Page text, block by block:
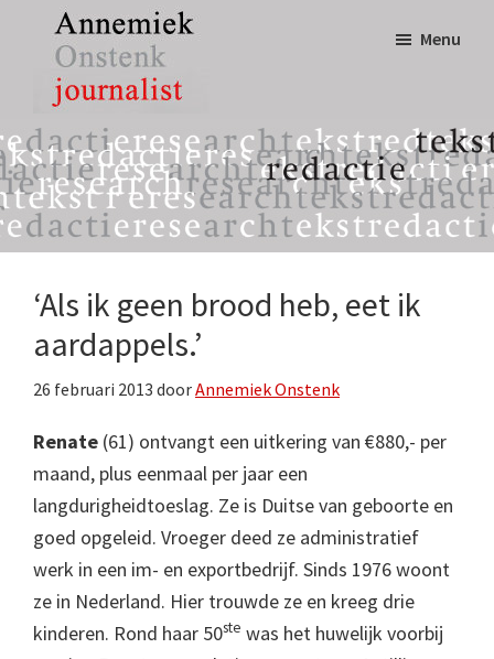
inhoud
eerste
sidebar
Annemiek
Onstenk
Journalist
tekst,
redactie
&
research
Menu
‘Als ik geen brood heb, eet ik
aardappels.’
26 februari 2013 doorAnnemiek Onstenk
Renate (61) ontvangt een uitkering van €880,- per
maand, plus eenmaal per jaar een
langdurigheidtoeslag. Ze is Duitse van geboorte en
goed opgeleid. Vroeger deed ze administratief
werk in een im- en exportbedrijf. Sinds 1976 woont
ze in Nederland. Hier trouwde ze en kreeg drie
kinderen. Rond haar 50ste was het huwelijk voorbij